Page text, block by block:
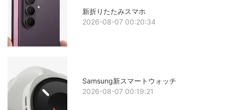
新折りたたみスマホ
2026-08-07 00:20:34
Samsung新スマートウォッチ
2026-08-07 00:19:21